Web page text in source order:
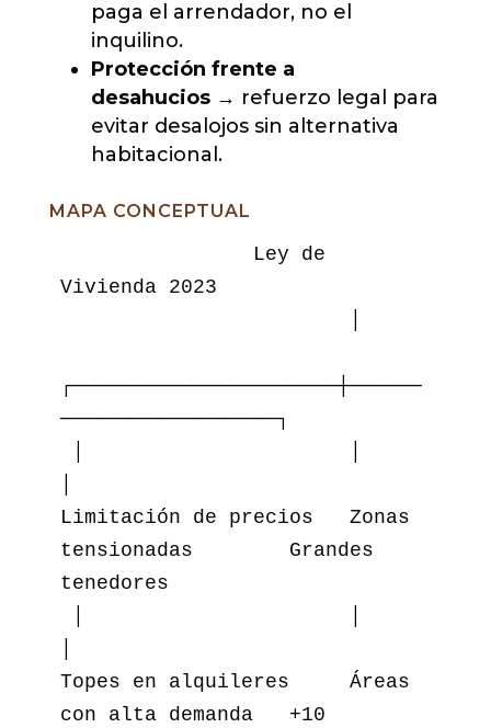
paga el arrendador, no el
inquilino.
Protección frente a
desahucios→ refuerzo legal para
evitar desalojos sin alternativa
habitacional.
MAPA CONCEPTUAL
Vivienda 2023
┌──────────────────────┼──────
──────────────────┐
Limitación de precios   Zonas
tensionadas        Grandes
tenedores
Topes en alquileres     Áreas
con alta demanda   +10